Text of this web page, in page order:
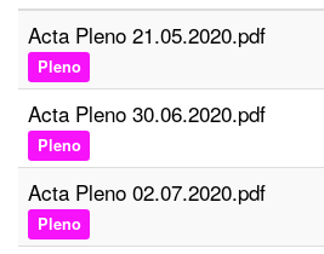
Acta Pleno 21.05.2020.pdf
Pleno
Acta Pleno 30.06.2020.pdf
Pleno
Acta Pleno 02.07.2020.pdf
Pleno